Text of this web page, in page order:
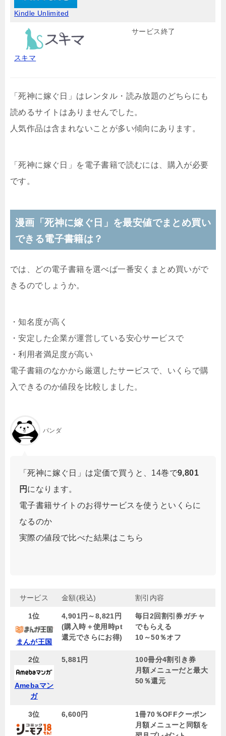
Kindle Unlimited
スキマ
サービス終了
「死神に嫁ぐ日」はレンタル・読み放題のどちらにも
読めるサイトはありませんでした。
人気作品は含まれないことが多い傾向にあります。
「死神に嫁ぐ日」を電子書籍で読むには、購入が必要
です。
漫画「死神に嫁ぐ日」を最安値でまとめ買い
できる電子書籍は？
では、どの電子書籍を選べば一番安くまとめ買いがで
きるのでしょうか。
・知名度が高く
・安定した企業が運営している安心サービスで
・利用者満足度が高い
電子書籍のなかから厳選したサービスで、いくらで購
入できるのか値段を比較しました。
パンダ
「死神に嫁ぐ日」は定価で買うと、14巻で9,801
円 になります。
電子書籍サイトのお得サービスを使うといくらに
なるのか
実際の値段で比べた結果はこちら
サービス 金額(税込) 割引内容
1位
まんが王国
4,901円～8,821円
(購入時＋使用時pt
還元でさらにお得)
毎日2回割引券ガチャ
でもらえる
10～50％オフ
2位
Amebaマン
ガ
5,881円
100冊分4割引き券
月額メニューだと最大
50％還元
3位 6,600円
1冊70％OFFクーポン
月額メニューと同額を